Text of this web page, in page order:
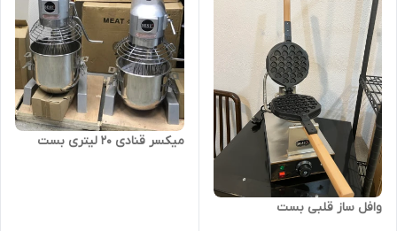
وافل ساز قلبی بست
میکسر قنادی 20 لیتری بست